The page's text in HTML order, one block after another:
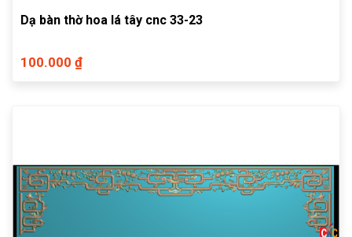
Dạ bàn thờ hoa lá tây cnc 33-23
100.000 ₫